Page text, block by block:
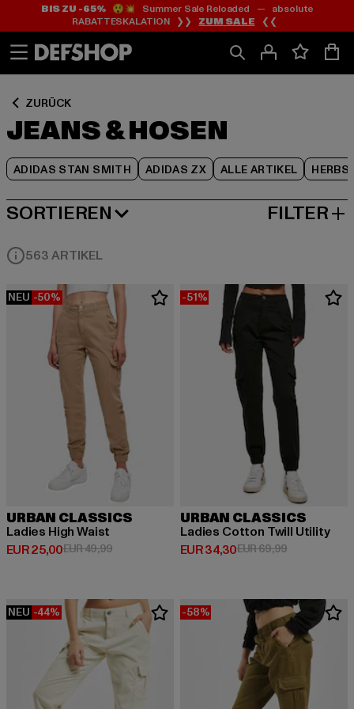
Zum
Inhalt
springen
Zum
Fußzeile
springen
BIS ZU -65%😲💥 Summer Sale Reloaded — absolute
RABATTESKALATION ❯❯ ZUM SALE ❮❮
ZURÜCK
JEANS & HOSEN
ADIDAS STAN SMITH ADIDAS ZX ALLE ARTIKEL
Zum
Produktraster
springen
SORTIEREN
BELIEBTESTE FILTER
563 ARTIKEL
NEU -50%
URBAN CLASSICS
Ladies High Waist
EUR 25,00
Derzeitiger Preis: EUR 25,00
EUR 49,99Aktionspreis: EUR 49,99
-51%
URBAN CLASSICS
Ladies Cotton Twill Utility
EUR 34,30
Derzeitiger Preis: EUR 34,30
EUR 69,99Aktionspreis:
NEU -44% -58%